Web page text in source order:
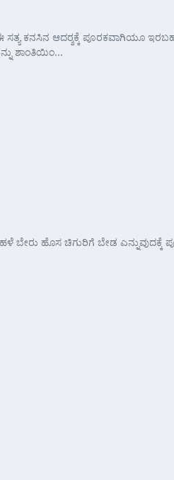
ಈ ಸತ್ಯ ಕನಸಿನ ಆದರ್‍ಶಕ್ಕೆ ಪೂರಕವಾಗಿಯೂ
ಶಾಂತಿಯಿಂ...
ಬೇರು ಹೊಸ ಚಿಗುರಿಗೆ ಬೇಡ